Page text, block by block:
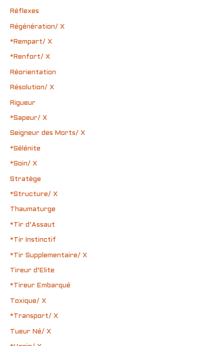
Réflexes
Régénération/ X
*Rempart/ X
*Renfort/ X
Réorientation
Résolution/ X
Rigueur
*Sapeur/ X
Seigneur des Morts/ X
*Sélénite
*Soin/ X
Stratège
*Structure/ X
Thaumaturge
*Tir d’Assaut
*Tir Instinctif
*Tir Supplementaire/ X
Tireur d’Elite
*Tireur Embarqué
Toxique/ X
*Transport/ X
Tueur Né/ X